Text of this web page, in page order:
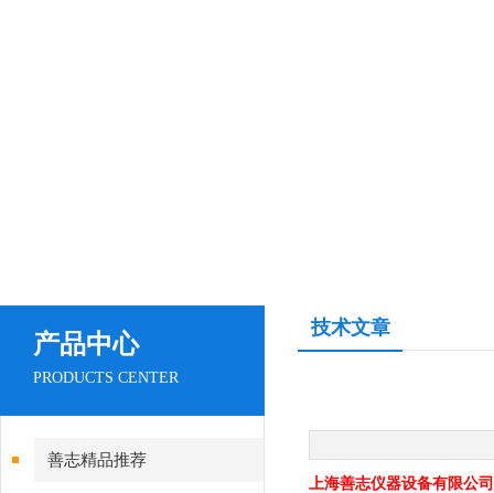
产品中心
PRODUCTS CENTER
善志精品推荐
技术文章
上海善志仪器设备有限公